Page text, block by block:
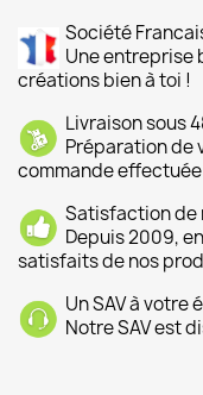
Société
Une entreprise
créations bien à toi !
Livraison sous
Préparation de
commande effectuée
Satisfaction de
Depuis 2009,
satisfaits de nos
Un SAV à votre
Notre SAV est